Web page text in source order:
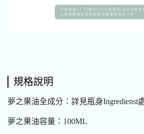
規格說明
夢之果油全成分：詳見瓶身Ingredienst
夢之果油容量：100ML